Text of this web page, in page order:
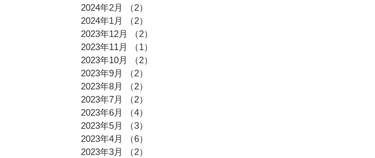
2024年2月
（2）
2024年1月
（2）
2023年12月
（2）
2023年11月
（1）
2023年10月
（2）
2023年9月
（2）
2023年8月
（2）
2023年7月
（2）
2023年6月
（4）
2023年5月
（3）
2023年4月
（6）
2023年3月
（2）